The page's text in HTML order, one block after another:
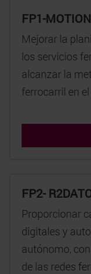
FP1-
Mejorar la
los servicios
alcanzar la
ferrocarril en
FP2-
Proporcionar
digitales y
autónomo,
de las redes